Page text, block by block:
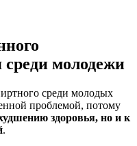
среди молодежи
среди молодых
проблемой, потому
здоровья, но и к
.